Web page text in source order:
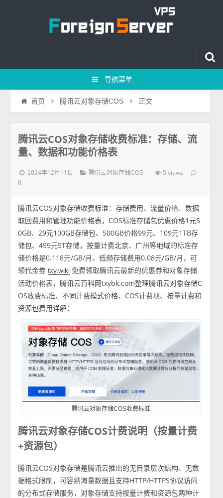
导航菜单
首页 腾讯云对象存储COS 正文
腾讯云COS对象存储收费标准：存储、流
量、数据和功能价格表
2024年12月11日 腾讯云对象存储COS 5 views
0
腾讯云COS对象存储收费标准：存储费用、流量价格、数据
取回费用和管理功能价格表，COS标准存储包优惠价格1元5
0GB、29元100GB存储包、500GB价格99元、109元1TB存
储包、499元5T存储，按量计费北京、广州等地域的标准存
储价格是0.118元/GB/月、低频存储费用0.08元/GB/月，可
领代金券txy.wiki 免费领取腾讯云最新的优惠券和对象存储
活动价格表，腾讯云百科网txybk.com整理腾讯云对象存储C
OS收费标准、不同计费模式价格、COS计费项、按量计费和
资源包费用详解：
腾讯云对象存储COS收费标准
腾讯云对象存储COS计费说明（按量计费
+资源包）
腾讯云COS对象存储是腾讯云推出的无目录层次结构、无数
据格式限制，可容纳海量数据且支持HTTP/HTTPS协议访问
的分布式存储服务，对象存储支持按量计费和资源包两种计